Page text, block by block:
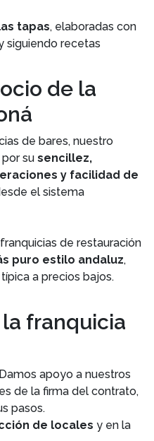
tapas, elaboradas con
siguiendo recetas
de la
de bares, nuestro
su sencillez,
y facilidad de
el sistema
de restauración
puro estilo andaluz,
a precios bajos.
franquicia
apoyo a nuestros
de la firma del contrato,
pasos.
de locales y en la